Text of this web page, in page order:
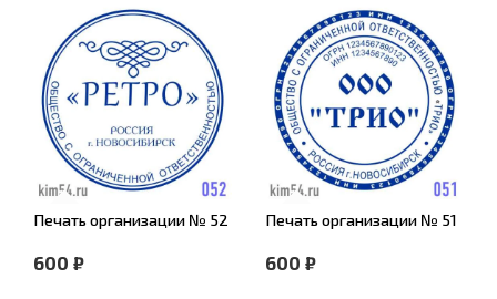
Печать организации № 52
600 ₽
Печать организации № 51
600 ₽